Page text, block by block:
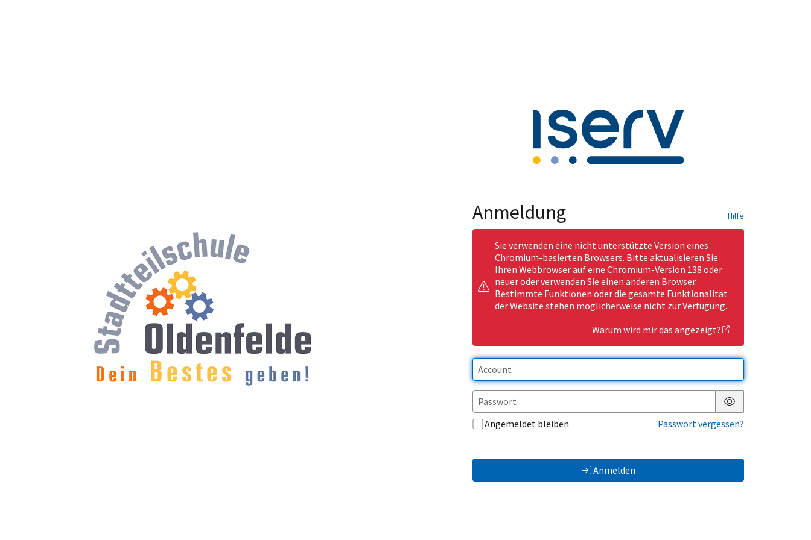
Anmeldung Hilfe
Sie verwenden eine nicht unterstützte Version eines
Chromium-basierten Browsers. Bitte aktualisieren Sie
Ihren Webbrowser auf eine Chromium-Version 138 oder
neuer oder verwenden Sie einen anderen Browser.
Bestimmte Funktionen oder die gesamte Funktionalität
der Website stehen möglicherweise nicht zur Verfügung.
Warum wird mir das angezeigt?
Passwort anzeigen
Angemeldet bleiben
Passwort vergessen?
Anmelden